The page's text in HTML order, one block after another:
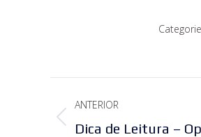
de
ANTERIOR
Post
Dica de Leitura –